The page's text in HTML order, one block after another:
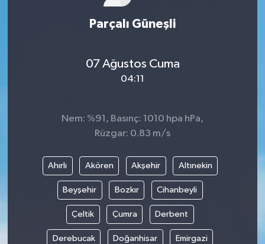
Parçalı Güneşli
07 Ağustos Cuma
04:11
Nem: %91, Basınç: 1010 hpa hPa,
Rüzgar: 0.83 m/s
Ahırlı Akören Akşehir Altınekin
Beyşehir Bozkır Cihanbeyli
Çeltik Çumra Derbent
Derebucak Doğanhisar Emirgazi